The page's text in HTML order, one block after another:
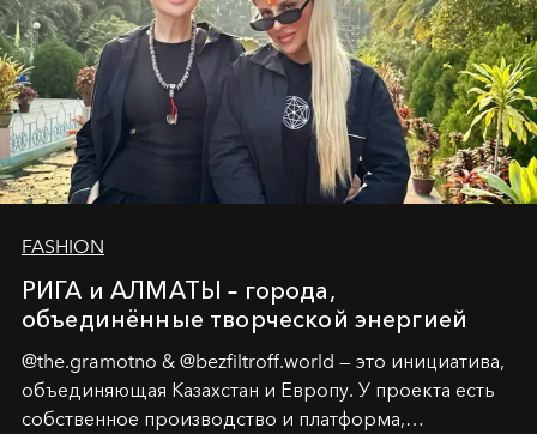
FASHION
РИГА и АЛМАТЫ – города,
объединённые творческой энергией
@the.gramotno & @bezfiltroff.world — это инициатива,
объединяющая Казахстан и Европу. У проекта есть
собственное производство и платформа,